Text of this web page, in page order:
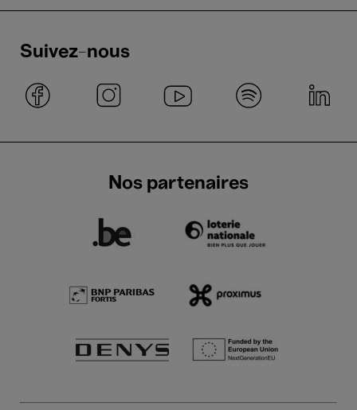
Suivez-nous
Nos partenaires